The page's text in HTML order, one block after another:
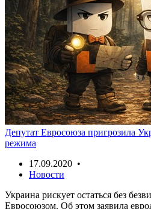
Депутат Евросоюза пригрозила
режима
17.09.2020 •
Новости
Украина рискует остаться без
Евросоюзом. Об этом заявила